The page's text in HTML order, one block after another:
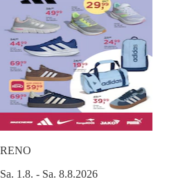
RENO
Sa. 1.8. - Sa. 8.8.2026